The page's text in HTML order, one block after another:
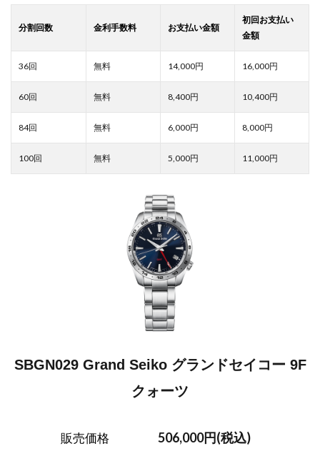
14,000 16,000
8,400 10,400
6,000 8,000
5,000 11,000
SBGN029 Grand Seiko グランドセイコー 9F
クォーツ
販売価格 506,000円(税込)